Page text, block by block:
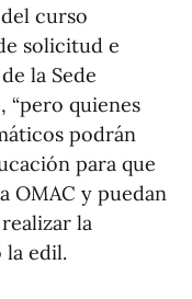
curso
solicitud e
la Sede
“pero quienes
podrán
para que
OMAC y puedan
la
la edil.